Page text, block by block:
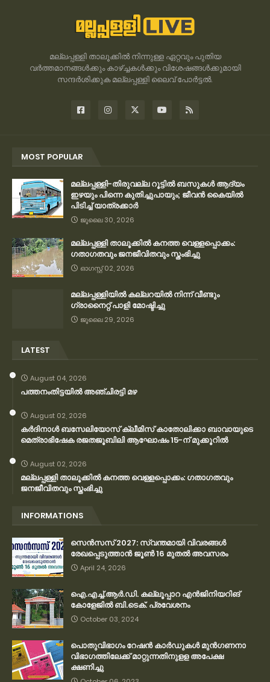
മല്ലപ്പള്ളി താലൂക്കിൽ നിന്നുള്ള ഏറ്റവും പുതിയ
വർത്തമാനങ്ങൾക്കും കാഴ്ച്ചകൾക്കും വിശേഷങ്ങൾക്കുമായി
സന്ദർശിക്കുക മല്ലപ്പള്ളി ലൈവ് പോർട്ടൽ.
MOST POPULAR
മല്ലപ്പള്ളി-തിരുവല്ല റൂട്ടിൽ ബസുകൾ ആദ്യം
ഇഴയും പിന്നെ കുതിച്ചുപായും; ജീവൻ കൈയിൽ
പിടിച്ച് യാത്രക്കാർ
ജൂലൈ 30, 2026
മല്ലപ്പള്ളി താലൂക്കിൽ കനത്ത വെള്ളപ്പൊക്കം:
ഗതാഗതവും ജനജീവിതവും സ്തംഭിച്ചു
ഓഗസ്റ്റ് 02, 2026
മല്ലപ്പള്ളിയിൽ കല്ലറയിൽ നിന്ന് വീണ്ടും
ഗ്രാനൈറ്റ് പാളി മോഷ്ടിച്ചു
ജൂലൈ 29, 2026
LATEST
August 04, 2026
പത്തനംതിട്ടയിൽ അഞ്ചിരട്ടി മഴ
August 02, 2026
കര്‍ദിനാള്‍ ബസേലിയോസ് ക്ലീമിസ് കാതോലിക്കാ ബാവായുടെ
മെത്രാഭിഷേക രജതജൂബിലി ആഘോഷം 15-ന് മുക്കൂറില്‍
August 02, 2026
മല്ലപ്പള്ളി താലൂക്കിൽ കനത്ത വെള്ളപ്പൊക്കം: ഗതാഗതവും
ജനജീവിതവും സ്തംഭിച്ചു
INFORMATIONS
സെന്‍സസ് 2027: സ്വന്തമായി വിവരങ്ങള്‍
രേഖപ്പെടുത്താന്‍ ജൂണ്‍ 16 മുതല്‍ അവസരം
April 24, 2026
ഐ.എച്ച്.ആർ.ഡി. കല്ലൂപ്പാറ എൻജിനിയറിങ്
കോളേജിൽ ബി.ടെക്. പ്രവേശനം
October 03, 2024
പൊതുവിഭാഗം റേഷന്‍ കാര്‍ഡുകള്‍ മുന്‍ഗണനാ
വിഭാഗത്തിലേക്ക് മാറ്റുന്നതിനുളള അപേക്ഷ
ക്ഷണിച്ചു